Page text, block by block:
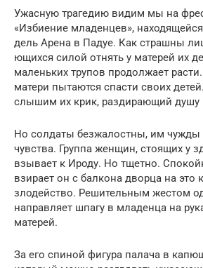
Ужасную трагедию видим мы на
«Избиение младенцев»,
дель Арена в Падуе. Как страшны
ющихся силой отнять у мате­рей их
маленьких трупов продолжа­ет
мате­ри пытаются спасти своих
слышим их крик, раздирающий душу
Но солдаты безжа­лостны, им чужды
чувства. Группа жен­щин, стоящих у
взывает к Ироду. Но тщетно.
взирает он с балкона дворца на это
злодейство. Решительным жестом
направля­ет шпагу в младенца на
матерей.
За его спиной фигура палача в